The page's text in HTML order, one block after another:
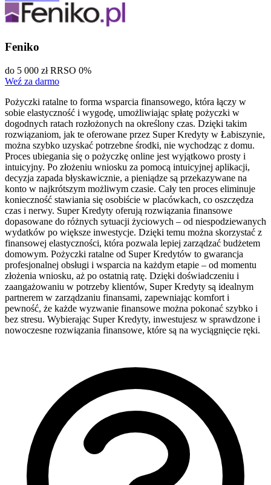
Feniko
do 5 000 zł RRSO 0%
Weź za darmo
Pożyczki ratalne to forma wsparcia finansowego, która łączy w
sobie elastyczność i wygodę, umożliwiając spłatę pożyczki w
dogodnych ratach rozłożonych na określony czas. Dzięki takim
rozwiązaniom, jak te oferowane przez Super Kredyty w Łabiszynie,
można szybko uzyskać potrzebne środki, nie wychodząc z domu.
Proces ubiegania się o pożyczkę online jest wyjątkowo prosty i
intuicyjny. Po złożeniu wniosku za pomocą intuicyjnej aplikacji,
decyzja zapada błyskawicznie, a pieniądze są przekazywane na
konto w najkrótszym możliwym czasie. Cały ten proces eliminuje
konieczność stawiania się osobiście w placówkach, co oszczędza
czas i nerwy. Super Kredyty oferują rozwiązania finansowe
dopasowane do różnych sytuacji życiowych – od niespodziewanych
wydatków po większe inwestycje. Dzięki temu można skorzystać z
finansowej elastyczności, która pozwala lepiej zarządzać budżetem
domowym. Pożyczki ratalne od Super Kredytów to gwarancja
profesjonalnej obsługi i wsparcia na każdym etapie – od momentu
złożenia wniosku, aż po ostatnią ratę. Dzięki doświadczeniu i
zaangażowaniu w potrzeby klientów, Super Kredyty są idealnym
partnerem w zarządzaniu finansami, zapewniając komfort i
pewność, że każde wyzwanie finansowe można pokonać szybko i
bez stresu. Wybierając Super Kredyty, inwestujesz w sprawdzone i
nowoczesne rozwiązania finansowe, które są na wyciągnięcie ręki.